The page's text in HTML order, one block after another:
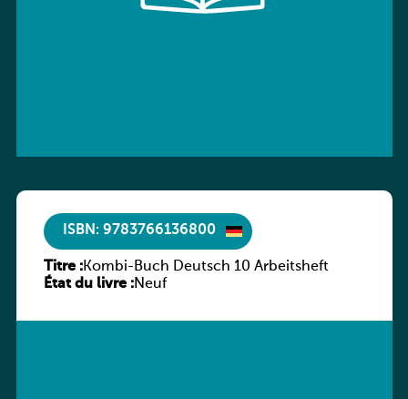
ISBN: 9783766136800
Titre :Kombi-Buch Deutsch 10 Arbeitsheft
État du livre :Neuf